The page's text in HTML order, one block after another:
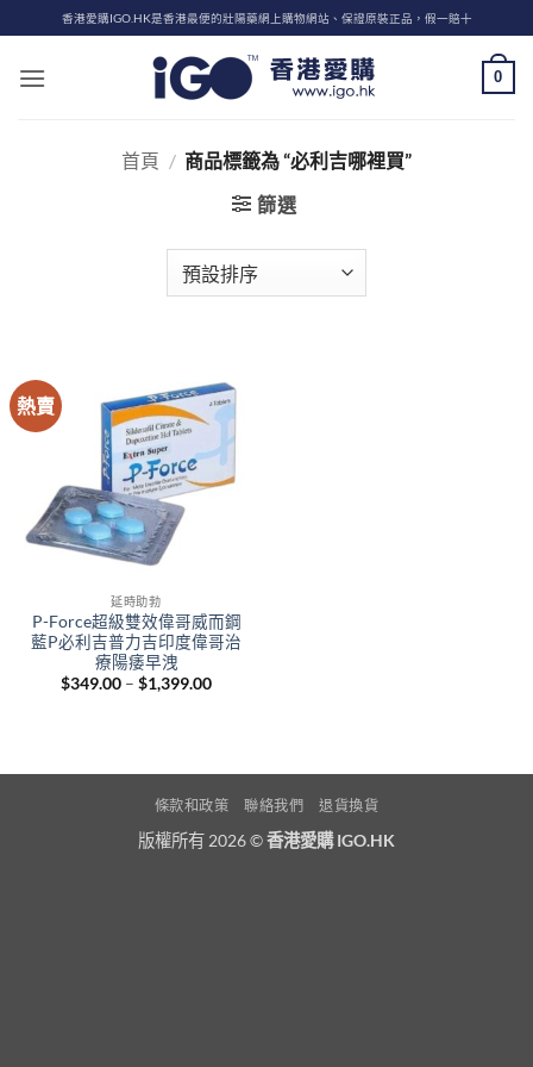
to
content
香港愛購IGO.HK是香港最便的壯陽藥網上購物網站、保證原裝正品，假一賠十
0
首頁 / 商品標籤為 “必利吉哪裡買”
篩選
熱賣
延時助勃
P-Force超級雙效偉哥威而鋼
藍P必利吉普力吉印度偉哥治
療陽痿早洩
$349.00 – $1,399.00Price
條款和政策 聯絡我們 退貨換貨
版權所有 2026 ©香港愛購 IGO.HK